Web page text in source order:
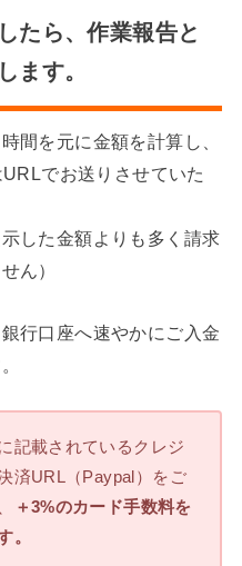
たら、作業報告と
ます。
間を元に金額を計算し、
でお送りさせていた
示した金額よりも多く請求
ん）
行口座へ速やかにご入金
記載されているクレジ
済URL（Paypal）をご
＋3%のカード手数料を
。